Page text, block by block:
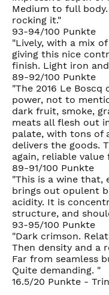
Medium to full
rocking it."
93-94/100 Punkte
"Lively, with a mix
giving this nice
finish. Light iron
89-92/100 Punkte
"The 2016 Le
power, not to
dark fruit, smoke,
meats all flesh out
palate, with tons of
delivers the goods.
again, reliable value
89-91/100 Punkte
"This is a wine
brings out opulent
acidity. It is
structure, and
93-95/100 Punkte
"Dark crimson.
Then density and a
Far from seamless
Quite demanding. "
16.5/20 Punkte -